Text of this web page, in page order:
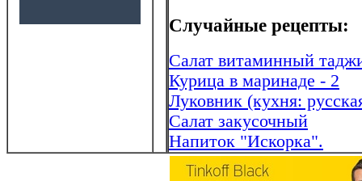
Случайные рецепты:
Салат витаминный
Курица в маринаде - 2
Луковник (кухня:
Салат закусочный
Напиток "Искорка".